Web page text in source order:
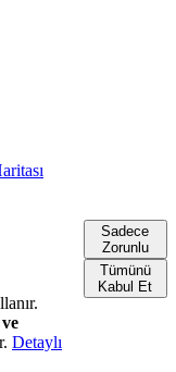
Detaylı
Sadece
Zorunlu
Tümünü
Kabul Et